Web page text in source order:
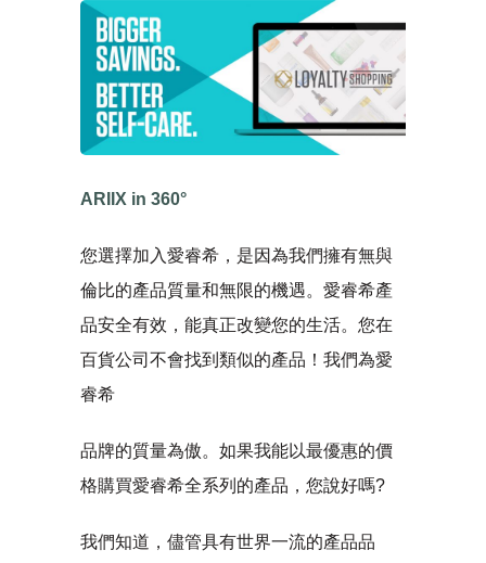
ARIIX in 360°
您選擇加入愛睿希，是因為我們擁有無與
倫比的產品質量和無限的機遇。愛睿希產
品安全有效，能真正改變您的生活。您在
百貨公司不會找到類似的產品！我們為愛
睿希
品牌的質量為傲。如果我能以最優惠的價
格購買愛睿希全系列的產品，您說好嗎?
我們知道，儘管具有世界一流的產品品